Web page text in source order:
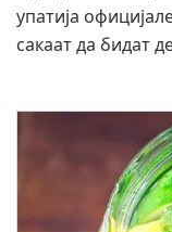
упатија
сакаат да бидат